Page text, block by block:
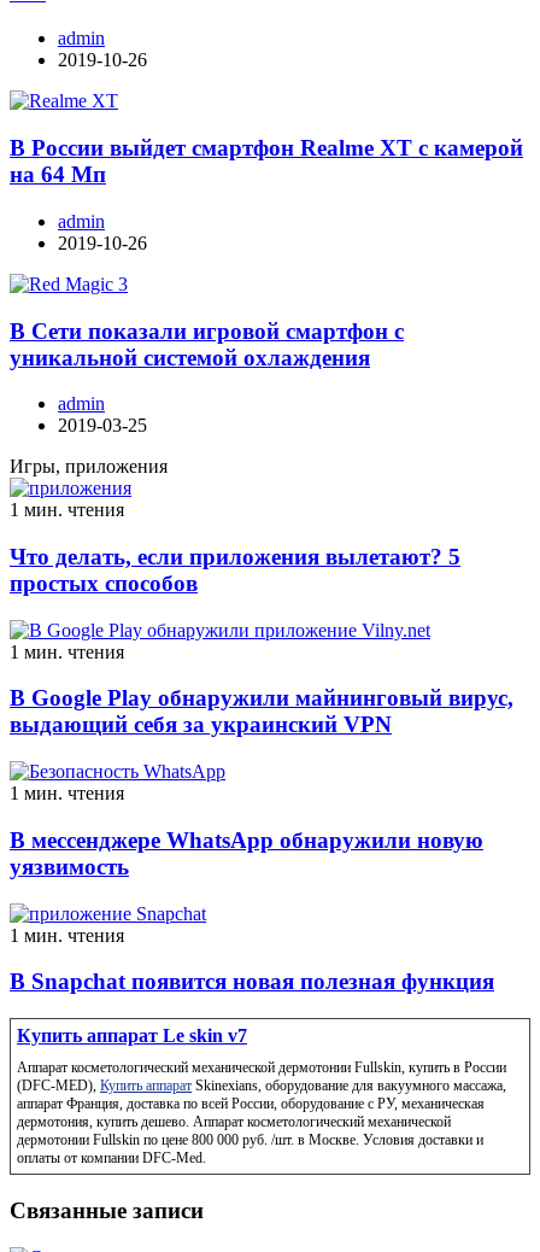
admin
2019-10-26
В России выйдет смартфон Realme XT с камерой
на 64 Мп
admin
2019-10-26
В Сети показали игровой смартфон с
уникальной системой охлаждения
admin
2019-03-25
Игры, приложения
1 мин. чтения
Что делать, если приложения вылетают? 5
простых способов
1 мин. чтения
В Google Play обнаружили майнинговый вирус,
выдающий себя за украинский VPN
1 мин. чтения
В мессенджере WhatsApp обнаружили новую
уязвимость
1 мин. чтения
В Snapchat появится новая полезная функция
Купить аппарат Le skin v7
Аппарат косметологический механической дермотонии Fullskin, купить в России
(DFC-MED), Купить аппарат Skinexians, оборудование для вакуумного массажа,
аппарат Франция, доставка по всей России, оборудование с РУ, механическая
дермотония, купить дешево. Аппарат косметологический механической
дермотонии Fullskin по цене 800 000 руб. /шт. в Москве. Условия доставки и
оплаты от компании DFC-Med.
Связанные записи